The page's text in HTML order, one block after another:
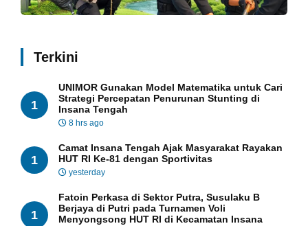
Terkini
1
UNIMOR Gunakan Model Matematika untuk Cari
Strategi Percepatan Penurunan Stunting di
Insana Tengah
8 hrs ago
1
Camat Insana Tengah Ajak Masyarakat Rayakan
HUT RI Ke-81 dengan Sportivitas
yesterday
1
Fatoin Perkasa di Sektor Putra, Susulaku B
Berjaya di Putri pada Turnamen Voli
Menyongsong HUT RI di Kecamatan Insana